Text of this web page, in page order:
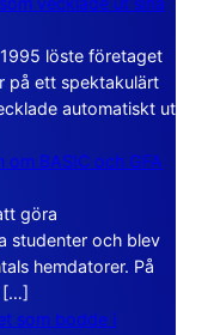
löste företaget
på ett spektakulärt
automatiskt ut
BASIC och GFA
göra
studenter och blev
hemdatorer. På
[…]
som bodde i